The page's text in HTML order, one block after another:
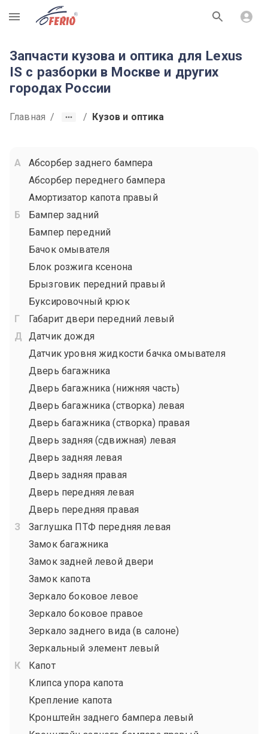
R
Запчасти кузова и оптика для Lexus
IS с разборки в Москве и других
городах России
Главная / / Кузов и оптика
Абсорбер заднего бампера
Абсорбер переднего бампера
Амортизатор капота правый
Бампер задний
Бампер передний
Бачок омывателя
Блок розжига ксенона
Брызговик передний правый
Буксировочный крюк
Габарит двери передний левый
Датчик дождя
Датчик уровня жидкости бачка омывателя
Дверь багажника
Дверь багажника (нижняя часть)
Дверь багажника (створка) левая
Дверь багажника (створка) правая
Дверь задняя (сдвижная) левая
Дверь задняя левая
Дверь задняя правая
Дверь передняя левая
Дверь передняя правая
Заглушка ПТФ передняя левая
Замок багажника
Замок задней левой двери
Замок капота
Зеркало боковое левое
Зеркало боковое правое
Зеркало заднего вида (в салоне)
Зеркальный элемент левый
Капот
Клипса упора капота
Крепление капота
Кронштейн заднего бампера левый